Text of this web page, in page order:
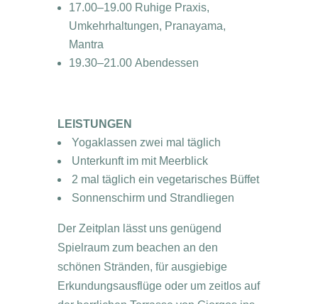
17.00–19.00 Ruhige Praxis,
Umkehrhaltungen, Pranayama,
Mantra
19.30–21.00 Abendessen
LEISTUNGEN
Yogaklassen zwei mal täglich
Unterkunft im mit Meerblick
2 mal täglich ein vegetarisches Büffet
Sonnenschirm und Strandliegen
Der Zeitplan lässt uns genügend
Spielraum zum beachen an den
schönen Stränden, für ausgiebige
Erkundungsausflüge oder um zeitlos auf